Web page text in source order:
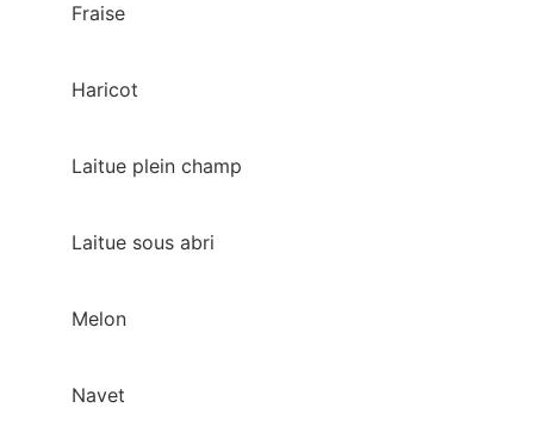
Fraise
Haricot
Laitue plein champ
Laitue sous abri
Melon
Navet